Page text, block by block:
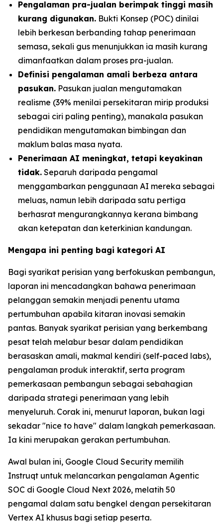
Pengalaman pra-jualan berimpak tinggi masih
kurang digunakan. Bukti Konsep (POC) dinilai
lebih berkesan berbanding tahap penerimaan
semasa, sekali gus menunjukkan ia masih kurang
dimanfaatkan dalam proses pra-jualan.
Definisi pengalaman amali berbeza antara
pasukan. Pasukan jualan mengutamakan
realisme (39% menilai persekitaran mirip produksi
sebagai ciri paling penting), manakala pasukan
pendidikan mengutamakan bimbingan dan
maklum balas masa nyata.
Penerimaan AI meningkat, tetapi keyakinan
tidak. Separuh daripada pengamal
menggambarkan penggunaan AI mereka sebagai
meluas, namun lebih daripada satu pertiga
berhasrat mengurangkannya kerana bimbang
akan ketepatan dan keterkinian kandungan.
Mengapa ini penting bagi kategori AI
Bagi syarikat perisian yang berfokuskan pembangun,
laporan ini mencadangkan bahawa penerimaan
pelanggan semakin menjadi penentu utama
pertumbuhan apabila kitaran inovasi semakin
pantas. Banyak syarikat perisian yang berkembang
pesat telah melabur besar dalam pendidikan
berasaskan amali, makmal kendiri (self-paced labs),
pengalaman produk interaktif, serta program
pemerkasaan pembangun sebagai sebahagian
daripada strategi penerimaan yang lebih
menyeluruh. Corak ini, menurut laporan, bukan lagi
sekadar "nice to have" dalam langkah pemerkasaan.
Ia kini merupakan gerakan pertumbuhan.
Awal bulan ini, Google Cloud Security memilih
Instruqt untuk melancarkan pengalaman Agentic
SOC di Google Cloud Next 2026, melatih 50
pengamal dalam satu bengkel dengan persekitaran
Vertex AI khusus bagi setiap peserta.